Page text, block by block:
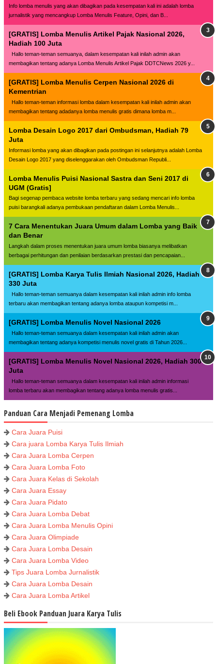
Info lomba menulis yang akan dibagikan pada kesempatan kali ini adalah lomba
jurnalistik yang mencangkup Lomba Menulis Feature, Opini, dan B...
[GRATIS] Lomba Menulis Artikel Pajak Nasional 2026,
Hadiah 100 Juta
Hallo teman-teman semuanya, dalam kesempatan kali inilah admin akan
membagikan tentang adanya Lomba Menulis Artikel Pajak DDTCNews 2026 y...
[GRATIS] Lomba Menulis Cerpen Nasional 2026 di
Kementrian
Hallo teman-teman informasi lomba dalam kesempatan kali inilah admin akan
membagikan tentang adadanya lomba menulis gratis dimana lomba m...
Lomba Desain Logo 2017 dari Ombudsman, Hadiah 79
Juta
Informasi lomba yang akan dibagikan pada postingan ini selanjutnya adalah Lomba
Desain Logo 2017 yang diselenggarakan oleh Ombudsman Republi...
Lomba Menulis Puisi Nasional Sastra dan Seni 2017 di
UGM (Gratis]
Bagi segenap pembaca website lomba terbaru yang sedang mencari info lomba
puisi barangkali adanya pembukaan pendaftaran dalam Lomba Menulis...
7 Cara Menentukan Juara Umum dalam Lomba yang Baik
dan Benar
Langkah dalam proses menentukan juara umum lomba biasanya melibatkan
berbagai perhitungan dan penilaian berdasarkan prestasi dan pencapaian...
[GRATIS] Lomba Karya Tulis Ilmiah Nasional 2026, Hadiah
330 Juta
Hallo teman-teman semuanya dalam kesempatan kali inilah admin info lomba
terbaru akan membagikan tentang adanya lomba ataupun kompetisi m...
[GRATIS] Lomba Menulis Novel Nasional 2026
Hallo teman-teman semuanya dalam kesempatan kali inilah admin akan
membagikan tentang adanya kompetisi menulis novel gratis di Tahun 2026...
[GRATIS] Lomba Menulis Novel Nasional 2026, Hadiah 300
Juta
Hallo teman-teman semuanya dalam kesempatan kali inilah admin informasi
lomba terbaru akan membagikan tentang adanya lomba menulis gratis...
Panduan Cara Menjadi Pemenang Lomba
Cara Juara Puisi
Cara juara Lomba Karya Tulis Ilmiah
Cara Juara Lomba Cerpen
Cara Juara Lomba Foto
Cara Juara Kelas di Sekolah
Cara Juara Essay
Cara Juara Pidato
Cara Juara Lomba Debat
Cara Juara Lomba Menulis Opini
Cara Juara Olimpiade
Cara Juara Lomba Desain
Cara Juara Lomba Video
Tips Juara Lomba Jurnalistik
Cara Juara Lomba Desain
Cara Juara Lomba Artikel
Beli Ebook Panduan Juara Karya Tulis